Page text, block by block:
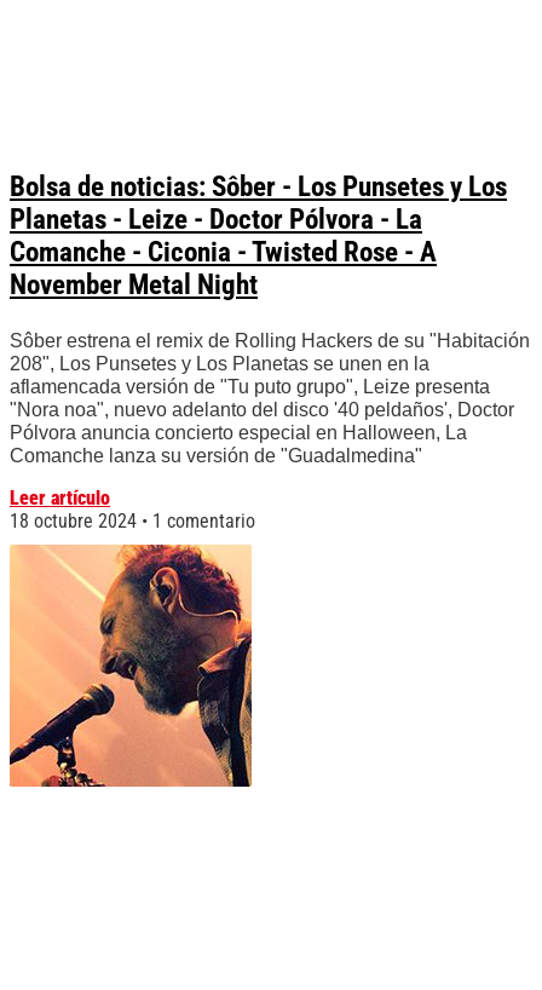
Bolsa de noticias: Sôber - Los Punsetes y Los
Planetas - Leize - Doctor Pólvora - La
Comanche - Ciconia - Twisted Rose - A
November Metal Night
Sôber estrena el remix de Rolling Hackers de su "Habitación
208", Los Punsetes y Los Planetas se unen en la
aflamencada versión de "Tu puto grupo", Leize presenta
"Nora noa", nuevo adelanto del disco '40 peldaños', Doctor
Pólvora anuncia concierto especial en Halloween, La
Comanche lanza su versión de "Guadalmedina"
Leer artículo
18 octubre 2024
1 comentario